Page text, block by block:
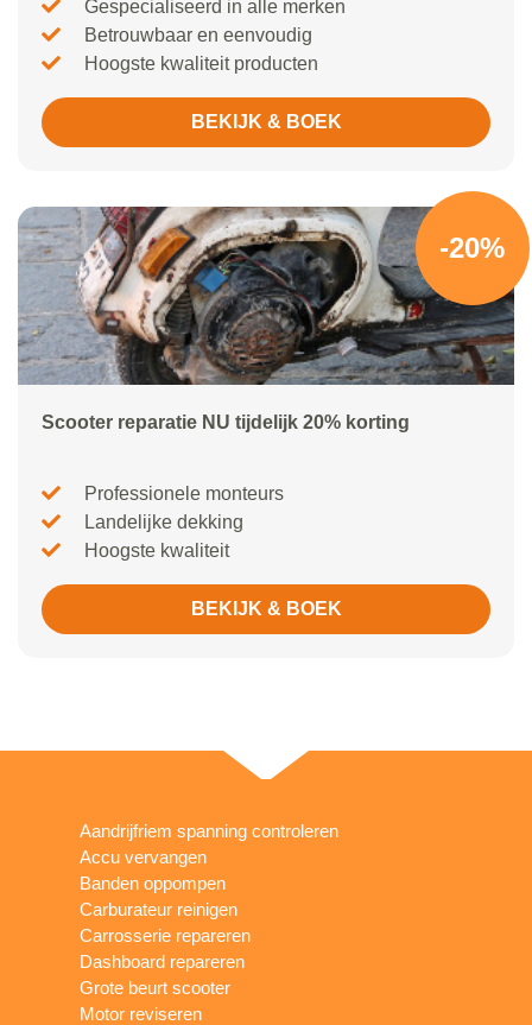
Gespecialiseerd in alle merken
Betrouwbaar en eenvoudig
Hoogste kwaliteit producten
BEKIJK & BOEK
-20%
Scooter reparatie NU tijdelijk 20% korting
Professionele monteurs
Landelijke dekking
Hoogste kwaliteit
BEKIJK & BOEK
Aandrijfriem spanning controleren
Accu vervangen
Banden oppompen
Carburateur reinigen
Carrosserie repareren
Dashboard repareren
Grote beurt scooter
Motor reviseren